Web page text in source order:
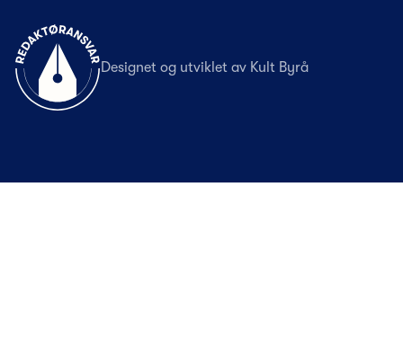
Til forsiden
Designet og utviklet av Kult Byrå